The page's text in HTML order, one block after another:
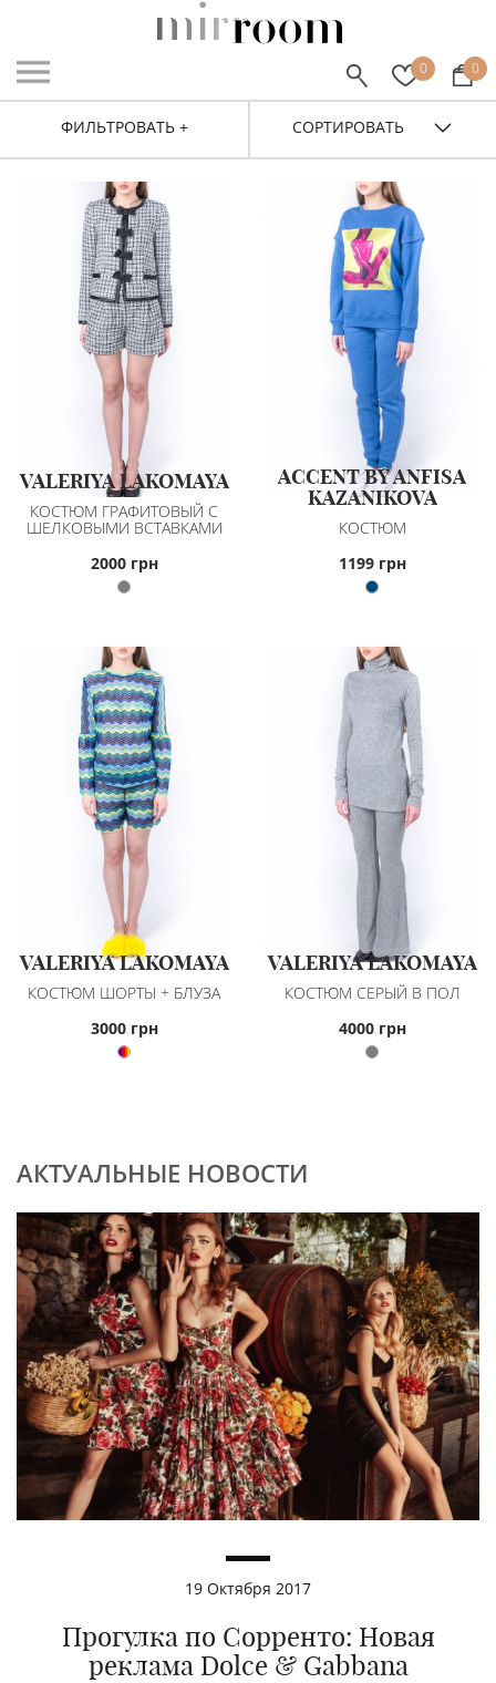
Русский Авторизация
0 0
ФИЛЬТРОВАТЬ +
VALERIYA LAKOMAYA
КОСТЮМ ГРАФИТОВЫЙ С
ШЕЛКОВЫМИ ВСТАВКАМИ
2000 грн
ACCENT BY ANFISA
KAZANIKOVA
КОСТЮМ
1199 грн
VALERIYA LAKOMAYA
КОСТЮМ ШОРТЫ + БЛУЗА
3000 грн
VALERIYA LAKOMAYA
КОСТЮМ СЕРЫЙ В ПОЛ
4000 грн
АКТУАЛЬНЫЕ НОВОСТИ
19 Октября 2017
Прогулка по Сорренто: Новая
реклама Dolce & Gabbana